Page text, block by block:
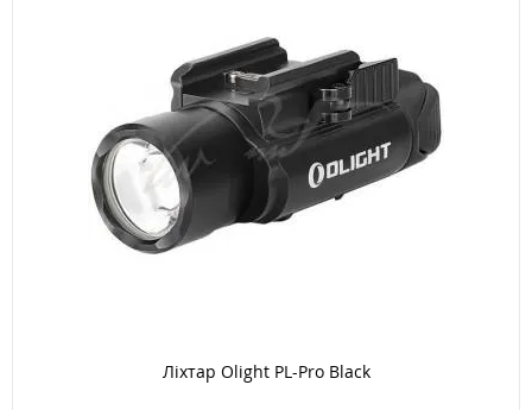
Ліхтар Olight PL-Pro Black